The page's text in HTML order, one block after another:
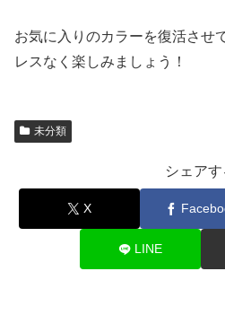
お気に入りのカラーを復活させ
レスなく楽しみましょう！
未分類
シェアす
X
LINE